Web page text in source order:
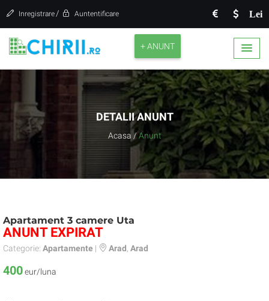
Lei
Inregistrare / Auntentificare
+ ANUNT
DETALII ANUNT
Acasa / Anunt
Apartament 3 camere Uta
ANUNT EXPIRAT
Categorie: Apartamente | Arad Arad
400eur/luna